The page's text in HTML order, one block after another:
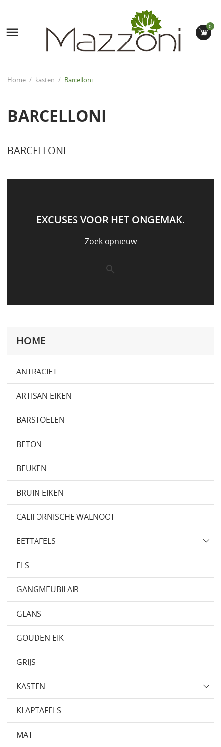
 0
Home kasten Barcelloni
BARCELLONI
HOME
ANTRACIET
ARTISAN EIKEN
BARSTOELEN
BETON
BEUKEN
BRUIN EIKEN
CALIFORNISCHE WALNOOT
EETTAFELS
ELS
GANGMEUBILAIR
GLANS
GOUDEN EIK
GRIJS
KASTEN
KLAPTAFELS
MAT
BARCELLONI
EXCUSES VOOR HET ONGEMAK.
Zoek opnieuw
